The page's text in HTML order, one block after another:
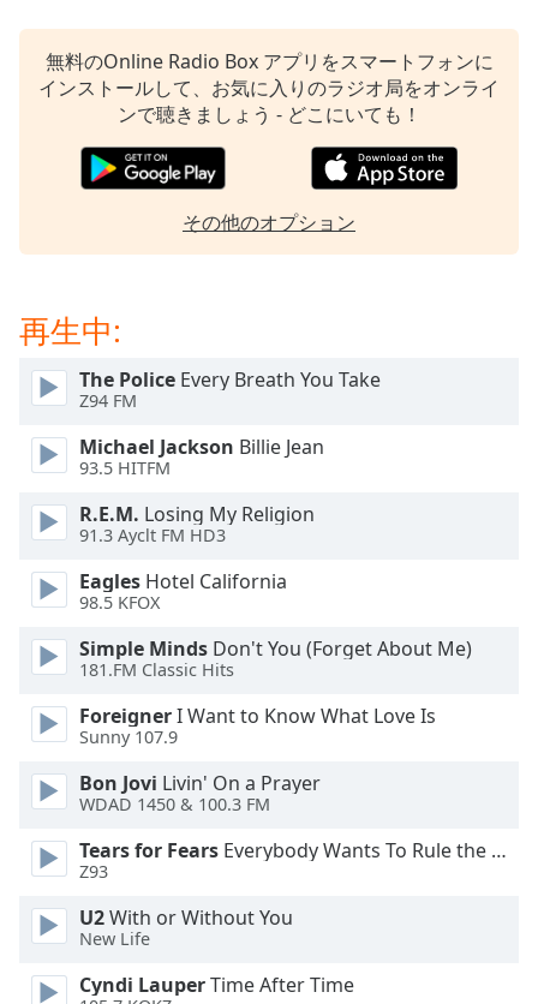
dialog
window.
Text
Color
Background
Color
Opacity
Caption
Area
Background
無料のOnline Radio Box アプリをスマートフォンに
インストールして、お気に入りのラジオ局をオンライ
ンで聴きましょう - どこにいても！
その他のオプション
再生中:
The Police Every Breath You Take
Z94 FM
Michael Jackson Billie Jean
93.5 HITFM
R.E.M. Losing My Religion
91.3 Ayclt FM HD3
Eagles Hotel California
98.5 KFOX
Simple Minds Don't You (Forget About Me)
181.FM Classic Hits
ForeignerI Want to Know What Love Is
Sunny 107.9
Bon Jovi Livin' On a Prayer
WDAD 1450 & 100.3 FM
Tears for Fears Everybody Wants To Rule the World
Z93
U2With or Without You
New Life
Cyndi LauperTime After Time